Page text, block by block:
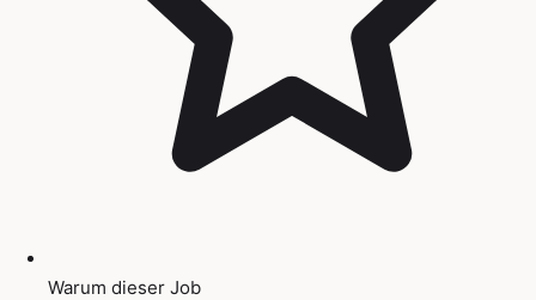
Warum dieser Job